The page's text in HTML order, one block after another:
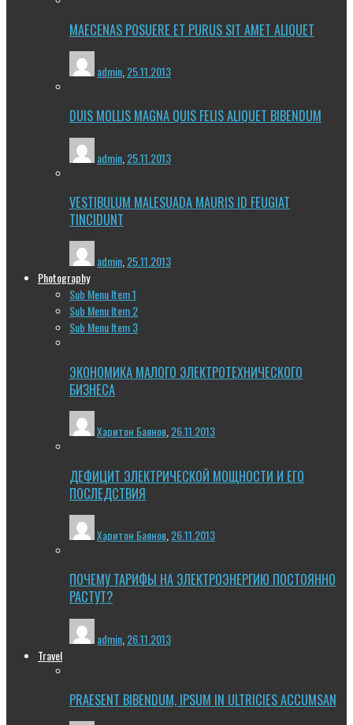
MAECENAS POSUERE ET PURUS SIT AMET ALIQUET
admin 25.11.2013
DUIS MOLLIS MAGNA QUIS FELIS ALIQUET BIBENDUM
admin 25.11.2013
VESTIBULUM MALESUADA MAURIS ID FEUGIAT
TINCIDUNT
admin,25.11.2013
Photography
Sub Menu Item 1
Sub Menu Item 2
Sub Menu Item 3
ЭКОНОМИКА МАЛОГО ЭЛЕКТРОТЕХНИЧЕСКОГО
БИЗНЕСА
Харитон Баянов 26.11.2013
ДЕФИЦИТ ЭЛЕКТРИЧЕСКОЙ МОЩНОСТИ И ЕГО
ПОСЛЕДСТВИЯ
Харитон Баянов 26.11.2013
ПОЧЕМУ ТАРИФЫ НА ЭЛЕКТРОЭНЕРГИЮ ПОСТОЯННО
РАСТУТ?
admin 26.11.2013
Travel
PRAESENT BIBENDUM, IPSUM IN ULTRICIES ACCUMSAN